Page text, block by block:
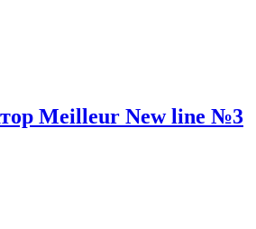
Meilleur New line №3